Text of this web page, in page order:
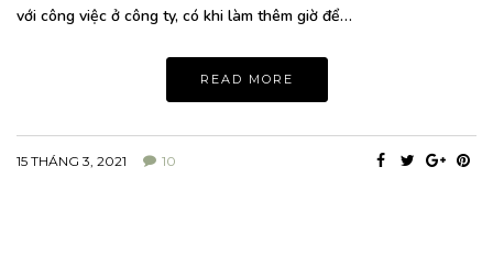
với công việc ở công ty, có khi làm thêm giờ để…
READ MORE
15 THÁNG 3, 2021 10